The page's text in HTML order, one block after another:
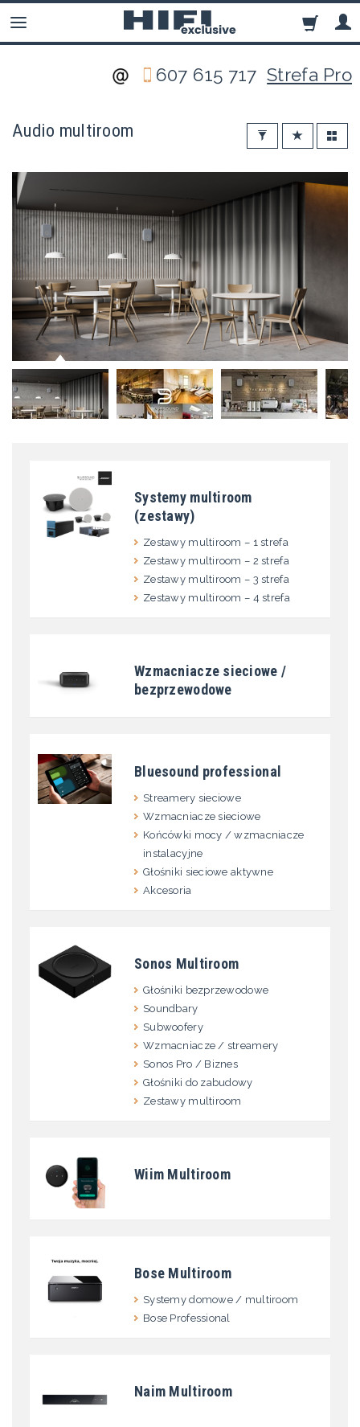
607 615 717Strefa Pro
Audio multiroom
Systemy multiroom
(zestawy)
Zestawy multiroom – 1 strefa
Zestawy multiroom – 2 strefa
Zestawy multiroom – 3 strefa
Zestawy multiroom – 4 strefa
Wzmacniacze sieciowe /
bezprzewodowe
Bluesound professional
Streamery sieciowe
Wzmacniacze sieciowe
Końcówki mocy / wzmacniacze
instalacyjne
Głośniki sieciowe aktywne
Akcesoria
Sonos Multiroom
Głośniki bezprzewodowe
Soundbary
Subwoofery
Wzmacniacze / streamery
Sonos Pro / Biznes
Głośniki do zabudowy
Zestawy multiroom
Wiim Multiroom
Bose Multiroom
Systemy domowe / multiroom
Bose Professional
Naim Multiroom